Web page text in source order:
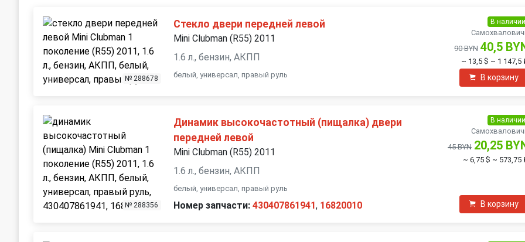
№ 288678
Стекло двери передней левой
Mini Clubman (R55) 2011
1.6 л., бензин, АКПП
белый, универсал, правый руль
В наличии
90 BYN 40,5
~ 13,5 $ ~ 1 147,5
В корзину
№ 288356
Динамик высокочастотный (пищалка) двери
передней левой
Mini Clubman (R55) 2011
1.6 л., бензин, АКПП
белый, универсал, правый руль
Номер запчасти: 430407861941, 16820010
В наличии
45 BYN 20,25
~ 6,75 $ ~ 573,75
В корзину